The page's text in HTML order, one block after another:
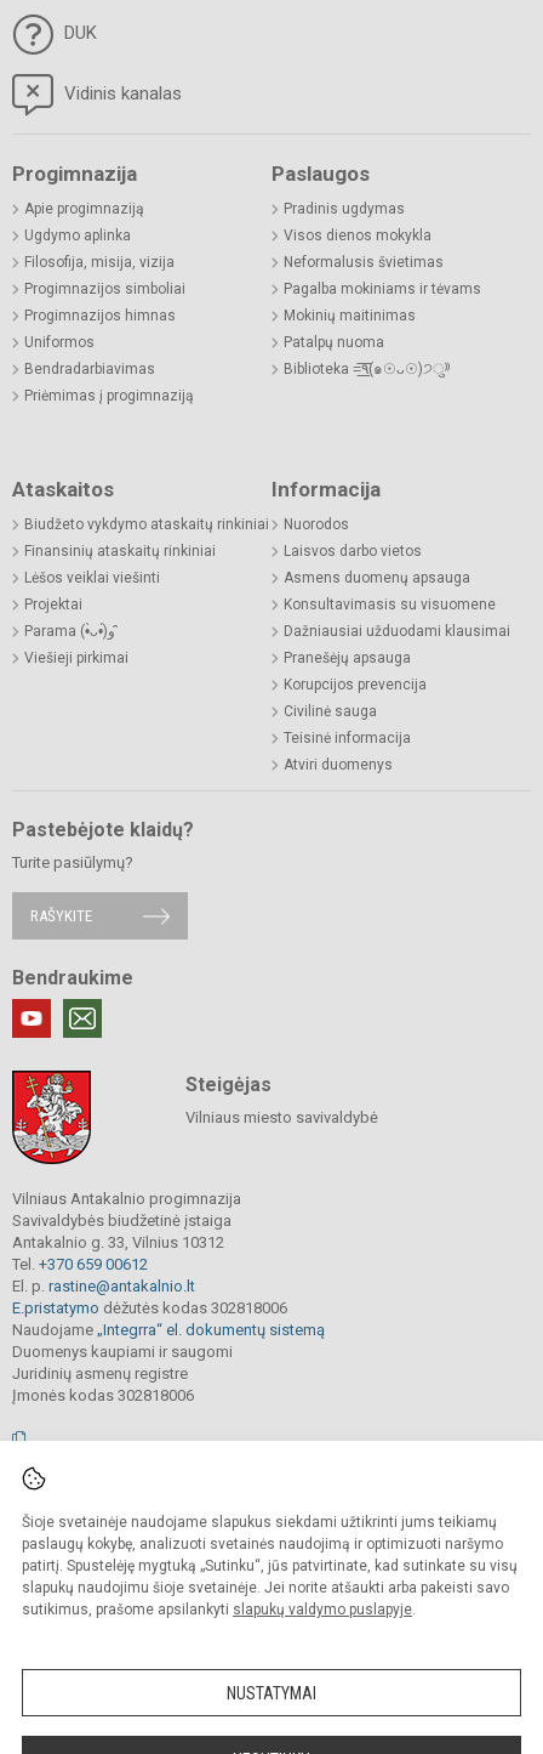
Šioje svetainėje naudojame slapukus siekdami užtikrinti jums teikiamų
paslaugų kokybę, analizuoti svetainės naudojimą ir optimizuoti naršymo
patirtį. Spustelėję mygtuką „Sutinku“, jūs patvirtinate, kad sutinkate su visų
slapukų naudojimu šioje svetainėje. Jei norite atšaukti arba pakeisti savo
sutikimus, prašome apsilankyti slapukų valdymo puslapyje.
NUSTATYMAI
DUK
Vidinis kanalas
Progimnazija
Apie progimnaziją
Ugdymo aplinka
Filosofija, misija, vizija
Progimnazijos simboliai
Progimnazijos himnas
Uniformos
Bendradarbiavimas
Priėmimas į progimnaziją
Paslaugos
Pradinis ugdymas
Visos dienos mokykla
Neformalusis švietimas
Pagalba mokiniams ir tėvams
Mokinių maitinimas
Patalpų nuoma
Biblioteka =͟͟͞͞٩(๑☉ᴗ☉)੭ु⁾⁾
Ataskaitos
Biudžeto vykdymo ataskaitų rinkiniai
Finansinių ataskaitų rinkiniai
Lėšos veiklai viešinti
Projektai
Parama (•̀ᴗ•́)و ̑̑
Viešieji pirkimai
Informacija
Nuorodos
Laisvos darbo vietos
Asmens duomenų apsauga
Konsultavimasis su visuomene
Dažniausiai užduodami klausimai
Pranešėjų apsauga
Korupcijos prevencija
Civilinė sauga
Teisinė informacija
Atviri duomenys
Pastebėjote klaidų?
Turite pasiūlymų?
RAŠYKITE
Bendraukime
Steigėjas
Vilniaus miesto savivaldybė
Vilniaus Antakalnio progimnazija
Savivaldybės biudžetinė įstaiga
Antakalnio g. 33, Vilnius 10312
Tel. +370 659 00612
El. p. rastine@antakalnio.lt
E.pristatymo dėžutės kodas 302818006
Naudojame „Integrra“ el. dokumentų sistemą
Duomenys kaupiami ir saugomi
Juridinių asmenų registre
Įmonės kodas 302818006
Kopijuoti, cituoti ar kitaip atvaizduoti internetinės svetainės turinį be raštiško
mokyklos vadovų sutikimo yra draudžiama.
Prieinamumo paraiška Slapukų valdymas
Sumanus būdas atnaujinti